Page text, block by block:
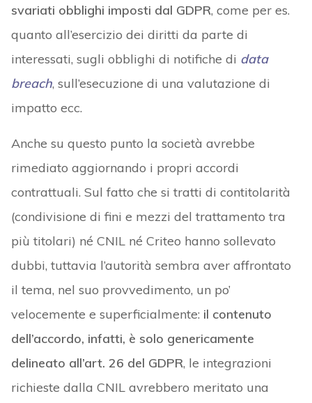
svariati obblighi imposti dal GDPR, come per es.
quanto all’esercizio dei diritti da parte di
interessati, sugli obblighi di notifiche di data
breach, sull’esecuzione di una valutazione di
impatto ecc.
Anche su questo punto la società avrebbe
rimediato aggiornando i propri accordi
contrattuali. Sul fatto che si tratti di contitolarità
(condivisione di fini e mezzi del trattamento tra
più titolari) né CNIL né Criteo hanno sollevato
dubbi, tuttavia l’autorità sembra aver affrontato
il tema, nel suo provvedimento, un po’
velocemente e superficialmente: il contenuto
dell’accordo, infatti, è solo genericamente
delineato all’art. 26 del GDPR, le integrazioni
richieste dalla CNIL avrebbero meritato una